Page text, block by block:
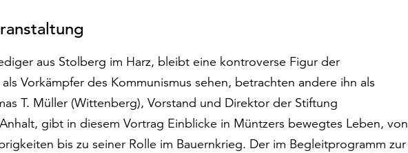
aus Stolberg im Harz, bleibt eine kontroverse Figur der
Vorkämpfer des Kommunismus sehen, betrachten andere ihn als
T. Müller (Wittenberg), Vorstand und Direktor der Stiftung
gibt in diesem Vortrag Einblicke in Müntzers bewegtes Leben, von
bis zu seiner Rolle im Bauernkrieg. Der im Begleitprogramm zur